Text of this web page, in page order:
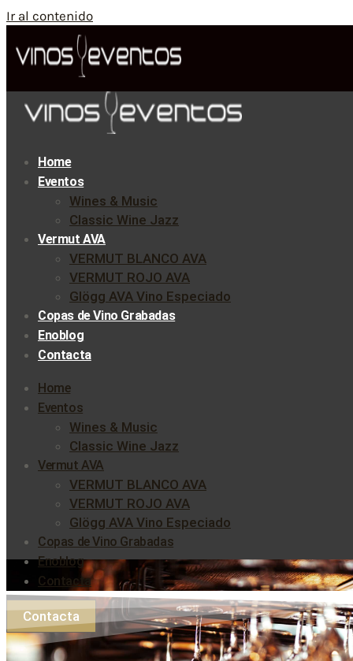
Ir al contenido
Home
Eventos
Wines & Music
Classic Wine Jazz
Vermut AVA
VERMUT BLANCO AVA
VERMUT ROJO AVA
Glögg AVA Vino Especiado
Copas de Vino Grabadas
Enoblog
Contacta
Home
Eventos
Wines & Music
Classic Wine Jazz
Vermut AVA
VERMUT BLANCO AVA
VERMUT ROJO AVA
Glögg AVA Vino Especiado
Copas de Vino Grabadas
Enoblog
Contacta
Contacta